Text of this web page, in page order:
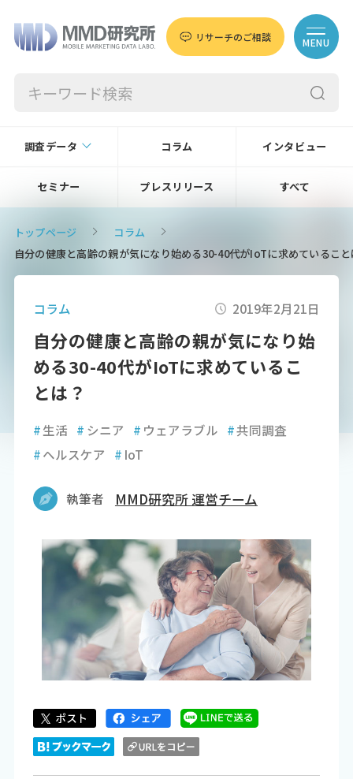
リサーチのご相談 MENU
調査データ コラム インタビュー
セミナー プレスリリース すべて
トップページ
コラム
自分の健康と高齢の親が気になり始める30-40代がIoTに求めているこ
コラム 2019年2月21日
自分の健康と高齢の親が気になり始
める30-40代がIoTに求めているこ
とは？
#生活 # シニア # ウェアラブル #共同調査
#ヘルスケア # IoT
執筆者 MMD研究所 運営チーム